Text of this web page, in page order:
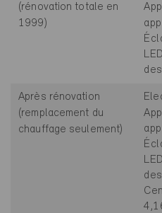
(rénovation totale en
1999)
Après rénovation
(remplacement du
chauffage seulement)